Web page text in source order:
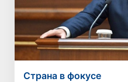
Страна в фокусе